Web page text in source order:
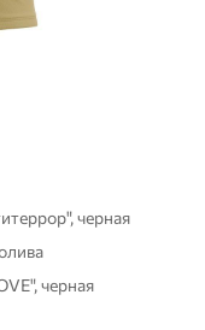
черная
черная